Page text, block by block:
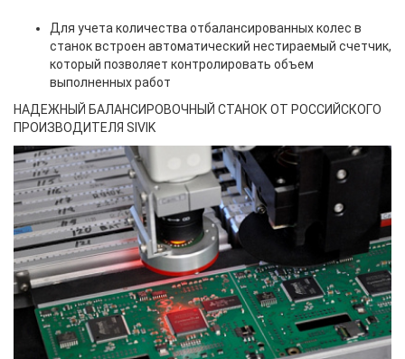
Для учета количества отбалансированных колес в
станок встроен автоматический нестираемый счетчик,
который позволяет контролировать объем
выполненных работ
НАДЕЖНЫЙ БАЛАНСИРОВОЧНЫЙ СТАНОК ОТ РОССИЙСКОГО
ПРОИЗВОДИТЕЛЯ SIVIK